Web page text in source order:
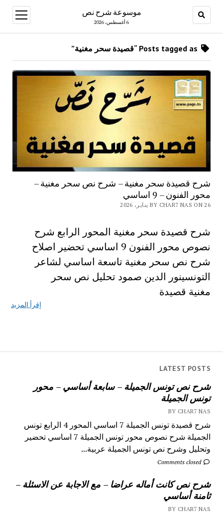
موسوعة شرح نص
6 أغسطس، 2026
open
menu
LATEST POSTS
شرح نص تونس الجميلة – سابعة أساسي – محور
تونس الجميلة
BY CHAR7 NAS
شرح قصيدة تونس الجميلة 7 اساسي المحور 4 الرابع تونس
الجميلة شرح نصوص محور تونس الجميلة 7 اساسي تحضير
وتحليل وشرح نص تونس الجميلة عربية...
Comments closed
شرح نص كانت أماله عراضا – مع الاجابة عن الاسئلة –
ثامنة أساسي
BY CHAR7 NAS
شرح قصيدة سحر مغنية – شرح نص سحر مغنية –
محور الفنون – 9 اساسي
BY CHAR7 NAS ON 26 يناير، 2026
شرح قصيدة سحر مغنية المحور الرابع شرح
نصوص محور الفنون 9 اساسي تحضير اصلاح
شرح نص سحر مغنية تاسعة اساسي لشاعر
التونسينور الدين صمود تحليل نص سحر
مغنية قصيدة
إقرأ المزيد